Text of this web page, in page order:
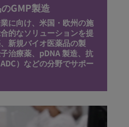
GMP製造
に向け、米国・欧州の施
的なソリューションを提
新規バイオ医薬品の製
治療薬、pDNA 製造、抗
）などの分野でサポー